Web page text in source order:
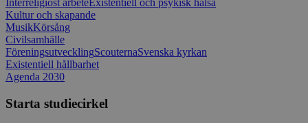
Interreligiöst arbeteExistentiell och psykisk hälsa
Kultur och skapande
MusikKörsång
Civilsamhälle
FöreningsutvecklingScouternaSvenska kyrkan
Existentiell hållbarhet
Agenda 2030
Starta studiecirkel